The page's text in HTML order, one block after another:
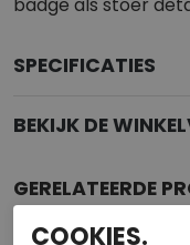
SPECIFICATIES
BEKIJK DE
GERELATEERDE
COOKIES.